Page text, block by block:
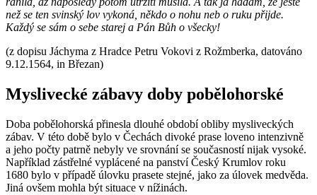
než se ten svinský lov vykoná, někdo o nohu neb o ruku přijde.
Každý se sám o sebe starej a Pán Bůh o všecky!
(z dopisu Jáchyma z Hradce Petru Vokovi z Rožmberka, datováno
9.12.1564, in Březan)
Myslivecké zábavy doby pobělohorské
Doba pobělohorská přinesla dlouhé období obliby mysliveckých
zábav. V této době bylo v Čechách divoké prase loveno intenzivně
a jeho počty patrně nebyly ve srovnání se současností nijak vysoké.
Například zástřelné vyplácené na panství Český Krumlov roku
1680 bylo v případě úlovku prasete stejné, jako za úlovek medvěda.
Jiná ovšem mohla být situace v nížinách.